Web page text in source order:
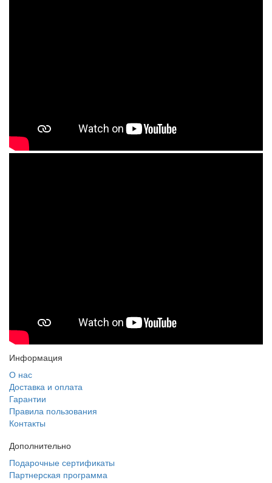
Информация
О нас
Доставка и оплата
Гарантии
Правила пользования
Контакты
Дополнительно
Подарочные сертификаты
Партнерская программа